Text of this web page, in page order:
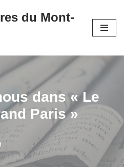
du Mont-
dans « Le
Paris »